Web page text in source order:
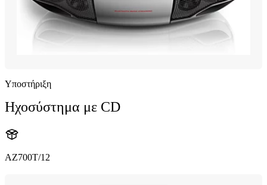
Υποστήριξη
Ηχοσύστημα με CD
AZ700T/12